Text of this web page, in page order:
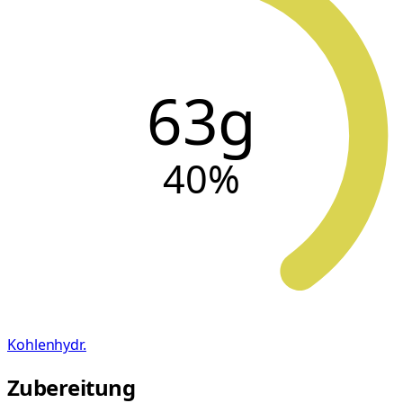
63g
40%
Kohlenhydr.
Zubereitung